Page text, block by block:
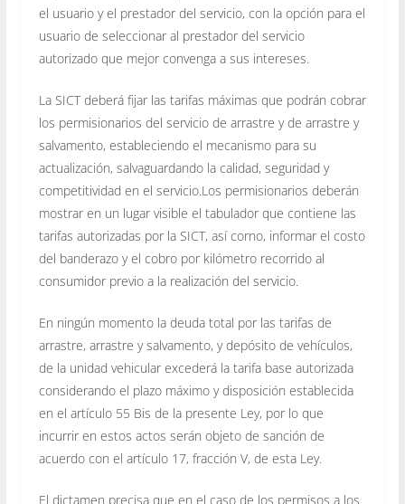
el usuario y el prestador del servicio, con la opción para el
usuario de seleccionar al prestador del servicio
autorizado que mejor convenga a sus intereses.
La SICT deberá fijar las tarifas máximas que podrán cobrar
los permisionarios del servicio de arrastre y de arrastre y
salvamento, estableciendo el mecanismo para su
actualización, salvaguardando la calidad, seguridad y
competitividad en el servicio.Los permisionarios deberán
mostrar en un lugar visible el tabulador que contiene las
tarifas autorizadas por la SICT, así corno, informar el costo
del banderazo y el cobro por kilómetro recorrido al
consumidor previo a la realización del servicio.
En ningún momento la deuda total por las tarifas de
arrastre, arrastre y salvamento, y depósito de vehículos,
de la unidad vehicular excederá la tarifa base autorizada
considerando el plazo máximo y disposición establecida
en el artículo 55 Bis de la presente Ley, por lo que
incurrir en estos actos serán objeto de sanción de
acuerdo con el artículo 17, fracción V, de esta Ley.
El dictamen precisa que en el caso de los permisos a los